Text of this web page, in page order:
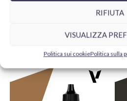
RIFIUTA
VISUALIZZA
Politica sui cookiePolitica sulla
Prodotti correlati